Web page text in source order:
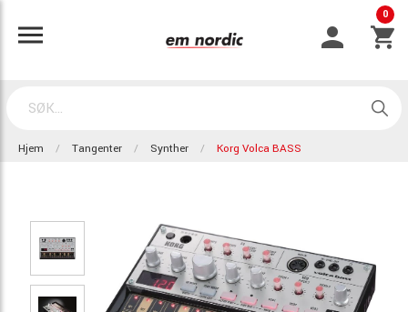
0
Hjem Tangenter Synther Korg Volca BASS